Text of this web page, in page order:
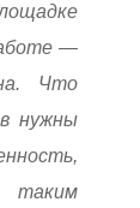
—
Что
нужны
таким